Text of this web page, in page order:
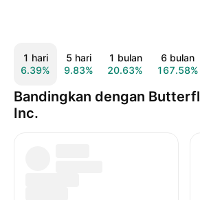
1 hari
6.39%
5 hari
9.83%
1 bulan
20.63%
6 bulan
167.58%
Bandingkan dengan
Inc.